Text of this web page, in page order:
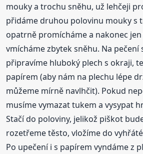
mouky a trochu sněhu, už lehčeji
přidáme druhou polovinu mouky s
opatrně promícháme a nakonec
vmícháme zbytek sněhu. Na pečení
připravíme hluboký plech s okraji,
papírem (aby nám na plechu lépe
můžeme mírně navlhčit). Pokud
musíme vymazat tukem a vysypat
Stačí do poloviny, jelikož piškot
rozetřeme těsto, vložíme do
Po upečení i s papírem vyndáme z